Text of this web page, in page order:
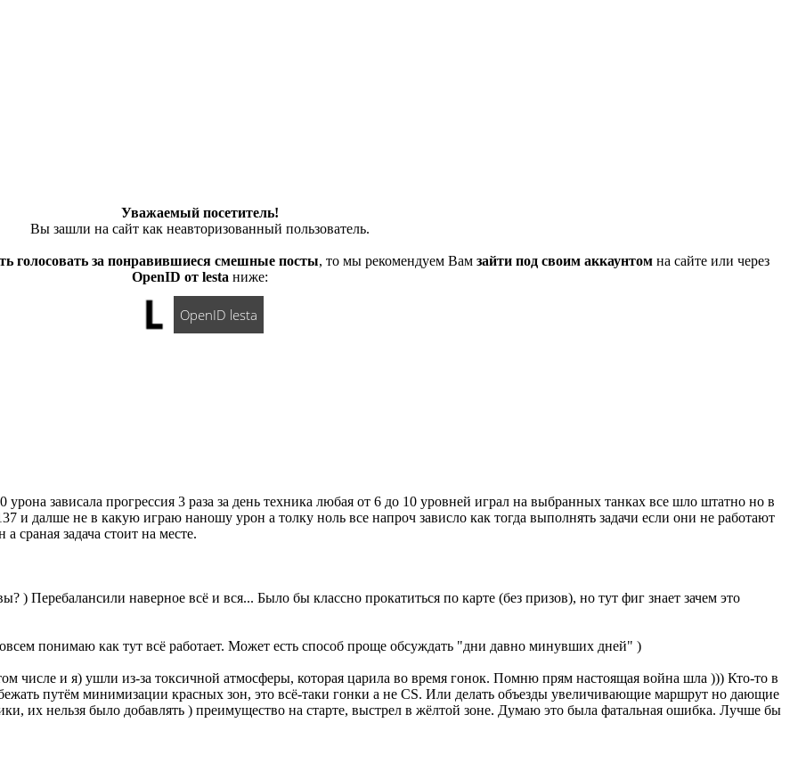
Уважаемый посетитель!
Вы зашли на сайт как неавторизованный пользователь.
голосовать за понравившиеся смешные посты, то мы рекомендуем Вам зайти под своим аккаунтомна сайте или через
OpenID от lesta ниже:
OpenID lesta
зависала прогрессия 3 раза за день техника любая от 6 до 10 уровней играл на выбранных танках все шло штатно но в
и далше не в какую играю наношу урон а толку ноль все напроч зависло как тогда выполнять задачи если они не работают
сраная задача стоит на месте.
Перебалансили наверное всё и вся... Было бы классно прокатиться по карте (без призов), но тут фиг знает зачем это
понимаю как тут всё работает. Может есть способ проще обсуждать "дни давно минувших дней" )
числе и я) ушли из-за токсичной атмосферы, которая царила во время гонок. Помню прям настоящая война шла ))) Кто-то в
путём минимизации красных зон, это всё-таки гонки а не CS. Или делать объезды увеличивающие маршрут но дающие
их нельзя было добавлять ) преимущество на старте, выстрел в жёлтой зоне. Думаю это была фатальная ошибка. Лучше бы